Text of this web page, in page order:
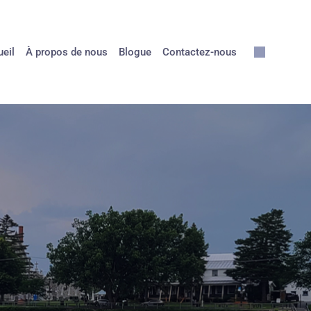
À propos de nous Blogue Contactez-nous